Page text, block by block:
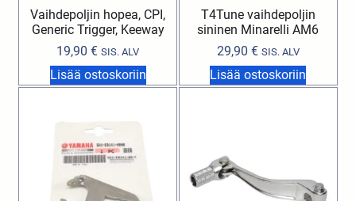
Vaihdepoljin hopea, CPI,
Generic Trigger, Keeway
19,90€ SIS. ALV
Lisää ostoskoriin
T4Tune vaihdepoljin
sininen Minarelli AM6
29,90 € SIS. ALV
Lisää ostoskoriin